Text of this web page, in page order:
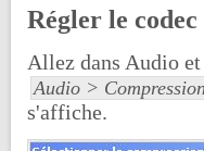
Régler le
Allez dans Audio
Audio > Compression
s'affiche.